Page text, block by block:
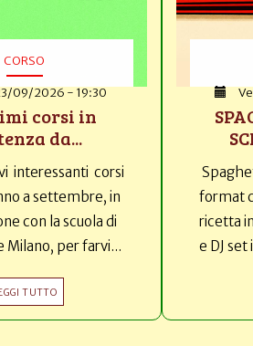
CORSO
09/2026 - 19:30
corsi in
da...
interessanti corsi
a settembre, in
con la scuola di
Milano, per farvi...
TUTTO
format
ricetta
e DJ set